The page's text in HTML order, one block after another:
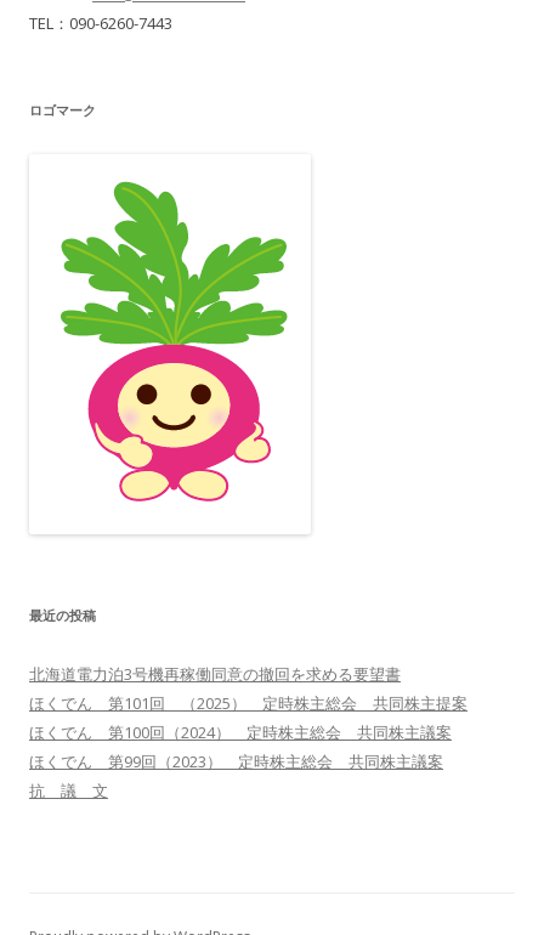
TEL：090-6260-7443
ロゴマーク
最近の投稿
北海道電力泊3号機再稼働同意の撤回を求める要望書
ほくでん 第101回 （2025） 定時株主総会 共同株主提案
ほくでん 第100回（2024） 定時株主総会 共同株主議案
ほくでん 第99回（2023） 定時株主総会 共同株主議案
抗 議 文